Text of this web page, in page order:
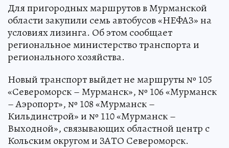
Для пригородных маршрутов в Мурманской
области закупили семь автобусов «НЕФАЗ» на
условиях лизинга. Об этом сообщает
региональное министерство транспорта и
регионального хозяйства.
Новый транспорт выйдет не маршруты № 105
«Североморск – Мурманск», № 106 «Мурманск
– Аэропорт», № 108 «Мурманск –
Кильдинстрой» и № 110 «Мурманск –
Выходной», связывающих областной центр с
Кольским округом и ЗАТО Североморск.